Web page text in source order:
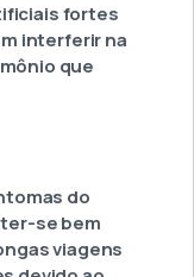
fortes
interferir na
que
do
se bem
viagens